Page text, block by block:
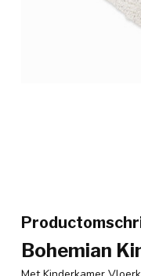
Bohemian